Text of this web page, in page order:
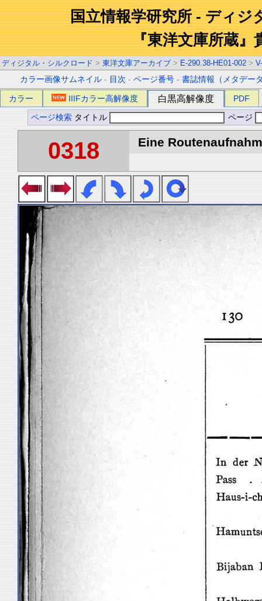
国立情報学研究所 - ディジ
『東洋文庫所蔵』
ディジタル・シルクロード > 東洋文庫アーカイブ > E-290.38-HE01-002 >
カラー画像サムネイル - 目次 -ページ番号 -書誌情報（メタデー
カラー IIIFカラー高解像度 白黒高解像度 PDF
ページ検索 タイトル ページ
0318 Eine